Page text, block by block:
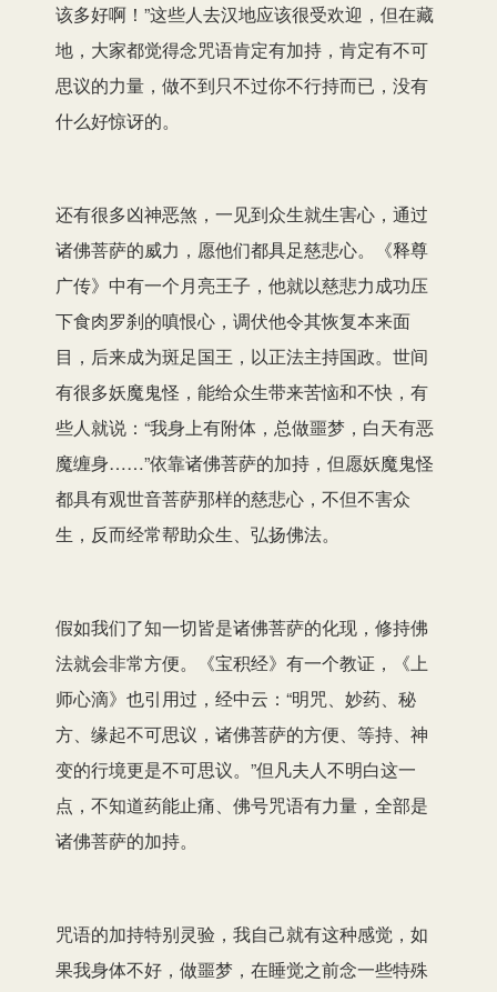
该多好啊！”这些人去汉地应该很受欢迎，但在藏
地，大家都觉得念咒语肯定有加持，肯定有不可
思议的力量，做不到只不过你不行持而已，没有
什么好惊讶的。
还有很多凶神恶煞，一见到众生就生害心，通过
诸佛菩萨的威力，愿他们都具足慈悲心。《释尊
广传》中有一个月亮王子，他就以慈悲力成功压
下食肉罗刹的嗔恨心，调伏他令其恢复本来面
目，后来成为斑足国王，以正法主持国政。世间
有很多妖魔鬼怪，能给众生带来苦恼和不快，有
些人就说：“我身上有附体，总做噩梦，白天有恶
魔缠身……”依靠诸佛菩萨的加持，但愿妖魔鬼怪
都具有观世音菩萨那样的慈悲心，不但不害众
生，反而经常帮助众生、弘扬佛法。
假如我们了知一切皆是诸佛菩萨的化现，修持佛
法就会非常方便。《宝积经》有一个教证，《上
师心滴》也引用过，经中云：“明咒、妙药、秘
方、缘起不可思议，诸佛菩萨的方便、等持、神
变的行境更是不可思议。”但凡夫人不明白这一
点，不知道药能止痛、佛号咒语有力量，全部是
诸佛菩萨的加持。
咒语的加持特别灵验，我自己就有这种感觉，如
果我身体不好，做噩梦，在睡觉之前念一些特殊